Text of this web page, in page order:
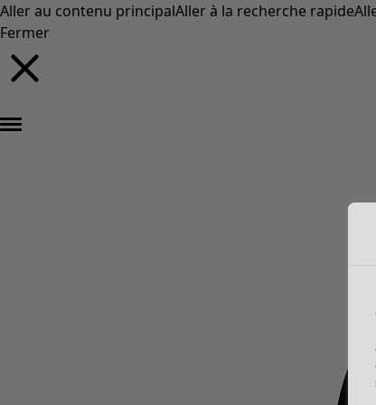
Aller au contenu principalAller à la recherche rapide
Fermer